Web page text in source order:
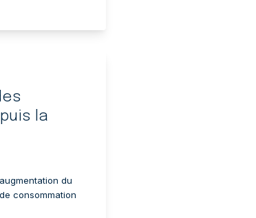
la
du
consommation